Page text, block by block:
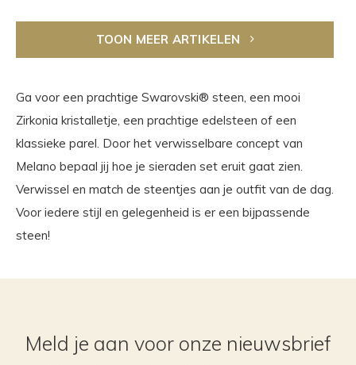
TOON MEER ARTIKELEN
Ga voor een prachtige Swarovski® steen, een mooi
Zirkonia kristalletje, een prachtige edelsteen of een
klassieke parel. Door het verwisselbare concept van
Melano bepaal jij hoe je sieraden set eruit gaat zien.
Verwissel en match de steentjes aan je outfit van de dag.
Voor iedere stijl en gelegenheid is er een bijpassende
steen!
Meld je aan voor onze nieuwsbrief